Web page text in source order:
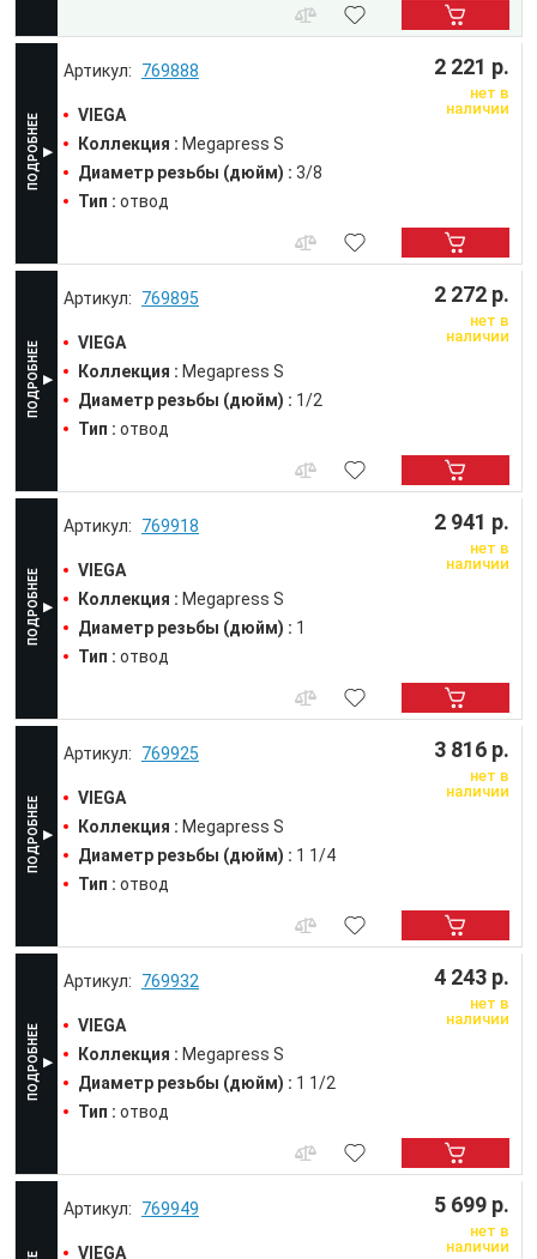
769888
VIEGA
Коллекция : Megapress S
Диаметр резьбы (дюйм) : 3/8
Тип : отвод
2 221 р.
нет в
наличии
769895
VIEGA
Коллекция : Megapress S
Диаметр резьбы (дюйм) : 1/2
Тип : отвод
2 272 р.
нет в
наличии
769918
VIEGA
Коллекция : Megapress S
Диаметр резьбы (дюйм) : 1
Тип : отвод
2 941 р.
нет в
наличии
769925
VIEGA
Коллекция : Megapress S
Диаметр резьбы (дюйм) : 1 1/4
Тип : отвод
3 816 р.
нет в
наличии
769932
VIEGA
Коллекция : Megapress S
Диаметр резьбы (дюйм) : 1 1/2
Тип : отвод
4 243 р.
нет в
наличии
769949
VIEGA
5 699 р.
нет в
наличии